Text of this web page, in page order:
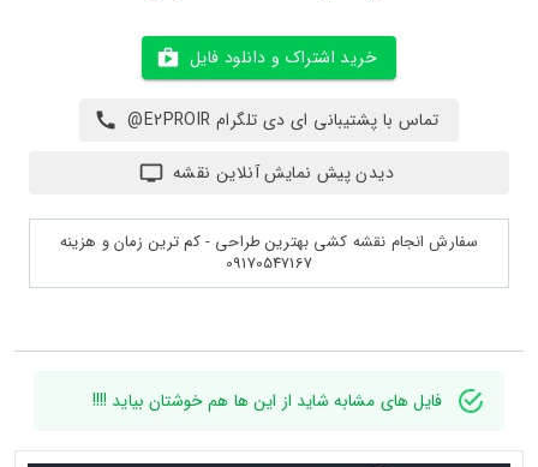
خرید اشتراک و دانلود فایل
تماس با پشتیبانی ای دی تلگرام E2PROIR@
دیدن پیش نمایش آنلاین نقشه
سفارش انجام نقشه کشی بهترین طراحی - کم ترین زمان و هزینه
09170547167
فایل های مشابه شاید از این ها هم خوشتان بیاید !!!!